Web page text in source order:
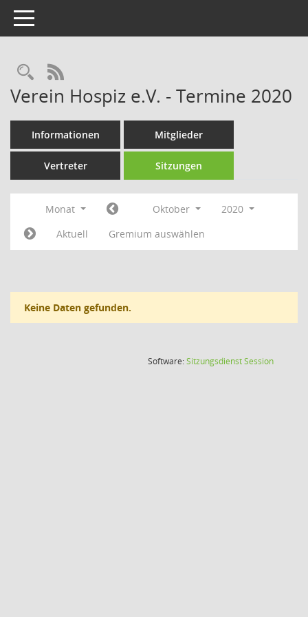
Toggle navigation
Rechercheauswahl
RSS-Feed
Verein Hospiz e.V. - Termine 2020
Informationen Mitglieder
Vertreter Sitzungen
Monat Oktober
2020
Aktuell
Gremium auswählen
Keine Daten gefunden.
Software:SitzungsdienstSession(Wird in